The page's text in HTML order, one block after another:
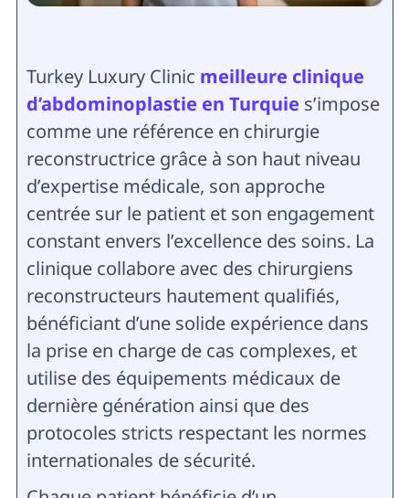
Turkey Luxury Clinic meilleure clinique
d’abdominoplastie en Turquie s’impose
comme une référence en chirurgie
reconstructrice grâce à son haut niveau
d’expertise médicale, son approche
centrée sur le patient et son engagement
constant envers l’excellence des soins. La
clinique collabore avec des chirurgiens
reconstructeurs hautement qualifiés,
bénéficiant d’une solide expérience dans
la prise en charge de cas complexes, et
utilise des équipements médicaux de
dernière génération ainsi que des
protocoles stricts respectant les normes
internationales de sécurité.